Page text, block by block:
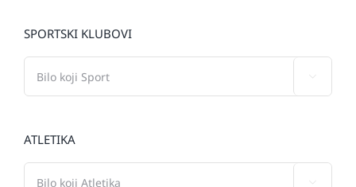
SPORTSKI KLUBOVI
ATLETIKA